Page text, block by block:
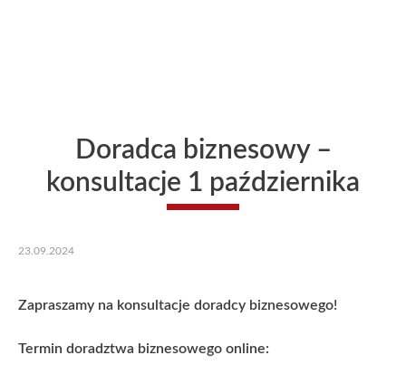
Doradca biznesowy –
konsultacje 1 października
23.09.2024
Zapraszamy na konsultacje doradcy biznesowego!
Termin doradztwa biznesowego online: